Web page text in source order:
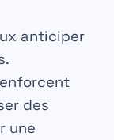
anticiper
des
une